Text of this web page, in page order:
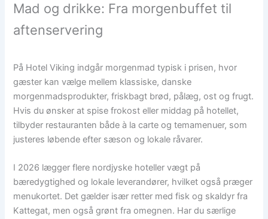
Mad og drikke: Fra morgenbuffet til
aftenservering
På Hotel Viking indgår morgenmad typisk i prisen, hvor
gæster kan vælge mellem klassiske, danske
morgenmadsprodukter, friskbagt brød, pålæg, ost og frugt.
Hvis du ønsker at spise frokost eller middag på hotellet,
tilbyder restauranten både à la carte og temamenuer, som
justeres løbende efter sæson og lokale råvarer.
I 2026 lægger flere nordjyske hoteller vægt på
bæredygtighed og lokale leverandører, hvilket også præger
menukortet. Det gælder især retter med fisk og skaldyr fra
Kattegat, men også grønt fra omegnen. Har du særlige